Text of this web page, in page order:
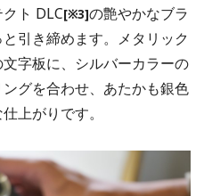
ト DLC[※3]の艶やかなブラ
引き締めます。メタリック
字板に、シルバーカラーの
グを合わせ、あたかも銀⾊
上がりです。